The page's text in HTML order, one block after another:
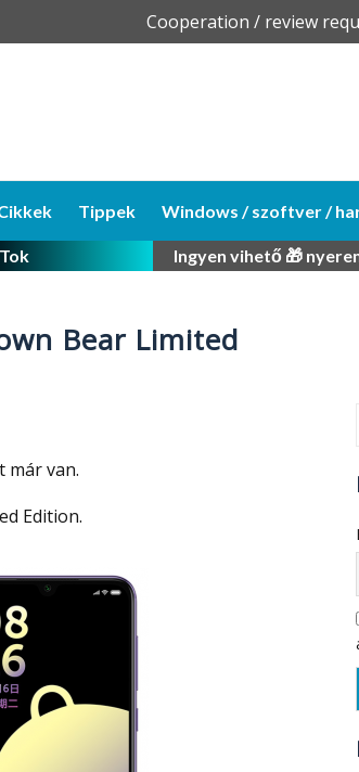
Skip
Cooperation / review
Tippek Windows / szoftver /
Ingyen vihető 🎁
Bear Limited
már van.
Edition.